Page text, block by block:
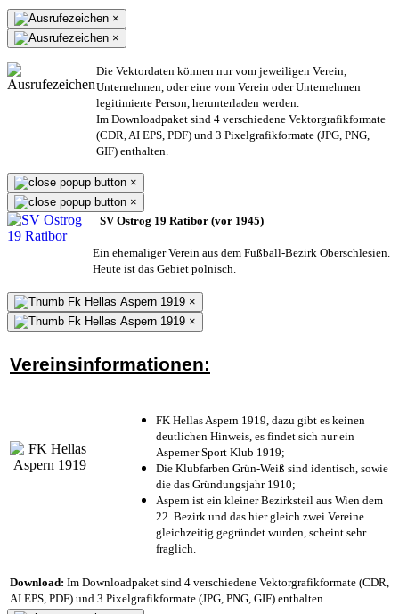
×
×
Die Vektordaten können nur vom jeweiligen Verein,
Unternehmen, oder eine vom Verein oder Unternehmen
legitimierte Person, herunterladen werden.
Im Downloadpaket sind 4 verschiedene Vektorgrafikformate
(CDR, AI EPS, PDF) und 3 Pixelgrafikformate (JPG, PNG,
GIF) enthalten.
×
×
SV Ostrog 19 Ratibor (vor 1945)
Ein ehemaliger Verein aus dem Fußball-Bezirk Oberschlesien.
Heute ist das Gebiet polnisch.
×
×
Vereinsinformationen:
FK Hellas Aspern 1919, dazu gibt es keinen
deutlichen Hinweis, es findet sich nur ein
Asperner Sport Klub 1919;
Die Klubfarben Grün-Weiß sind identisch, sowie
die das Gründungsjahr 1910;
Aspern ist ein kleiner Bezirksteil aus Wien dem
22. Bezirk und das hier gleich zwei Vereine
gleichzeitig gegründet wurden, scheint sehr
fraglich.
Download: Im Downloadpaket sind 4 verschiedene Vektorgrafikformate (CDR,
AI EPS, PDF) und 3 Pixelgrafikformate (JPG, PNG, GIF) enthalten.